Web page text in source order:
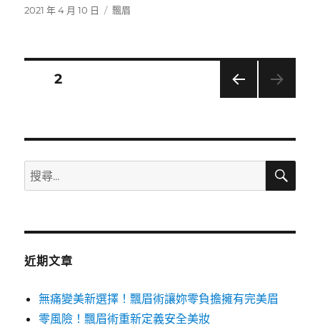
發
2021 年 4 月 10 日
分
飄眉
分
頁
頁次2
搜
尋
鍵
搜
近期文章
無痛變美新選擇！飄眉術讓妳零負擔擁有完美眉
零風險！飄眉術重新定義安全美妝